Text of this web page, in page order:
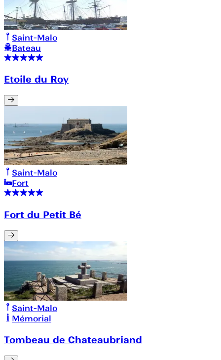
Saint-Malo
Bateau
Etoile du Roy
Saint-Malo
Fort
Fort du Petit Bé
Saint-Malo
Mémorial
Tombeau de Chateaubriand